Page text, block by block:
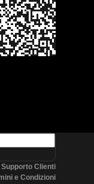
Supporto Clienti
e Condizioni